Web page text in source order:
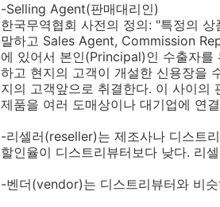
-Selling Agent(판매대리인)
한국무역협회 사전의 정의: "특정의
말하고 Sales Agent, Commission
에 있어서 본인(Principal)인 수출자를
하고 현지의 고객이 개설한 신용장을
지의 고객앞으로 취결한다. 이 사이의
제품을 여러 도매상이나 대기업에 연
-리셀러(reseller)는 제조사나 디스트
할인율이 디스트리뷰터보다 낮다. 리
-벤더(vendor)는 디스트리뷰터와 비